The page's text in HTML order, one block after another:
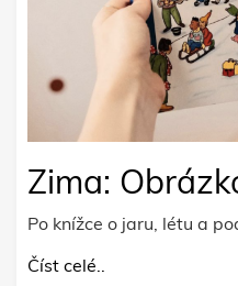
Zima:
Po knížce o jaru, létu a
Číst celé..